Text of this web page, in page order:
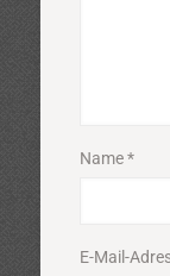
Name*
E-Mail-